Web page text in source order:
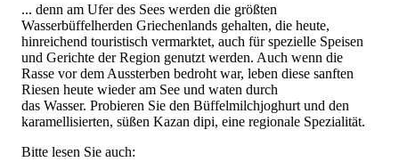
... denn am Ufer des Sees werden die größten
Wasserbüffelherden Griechenlands gehalten, die heute,
hinreichend touristisch vermarktet, auch für spezielle Speisen
und Gerichte der Region genutzt werden. Auch wenn die
Rasse vor dem Aussterben bedroht war, leben diese sanften
Riesen heute wieder am See und waten durch
das Wasser. Probieren Sie den Büffelmilchjoghurt und den
karamellisierten, süßen Kazan dipi, eine regionale Spezialität.
Bitte lesen Sie auch: